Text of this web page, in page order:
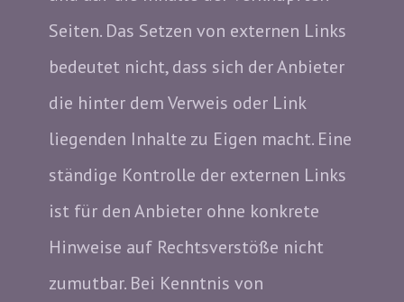
Seiten. Das Setzen von externen Links
bedeutet nicht, dass sich der Anbieter
die hinter dem Verweis oder Link
liegenden Inhalte zu Eigen macht. Eine
ständige Kontrolle der externen Links
ist für den Anbieter ohne konkrete
Hinweise auf Rechtsverstöße nicht
zumutbar. Bei Kenntnis von